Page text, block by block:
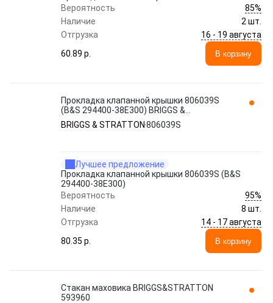
Вероятность
85%
Наличие
2 шт.
Отгрузка
16 - 19 августа
60.89 p.
В корзину
Прокладка клапанной крышки 806039S
(B&S 294400-38E300) BRIGGS &
STRATTON
BRIGGS & STRATTON 806039S
Лучшее предложение
Прокладка клапанной крышки 806039S (B&S
294400-38E300)
Вероятность
95%
Наличие
8 шт.
Отгрузка
14 - 17 августа
80.35 p.
В корзину
Стакан маховика BRIGGS&STRATTON
593960